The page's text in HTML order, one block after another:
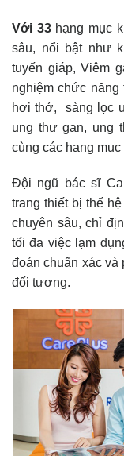
Với 33hạng mục
sâu, nổi bật như
tuyến giáp, Viêm
nghiệm chức năng
hơi thở, sàng lọc
ung thư gan, ung
cùng các hạng
Đội ngũ bác sĩ
trang thiết bị thế
chuyên sâu, chỉ
tối đa việc lạm
đoán chuẩn xác và
đối tượng.